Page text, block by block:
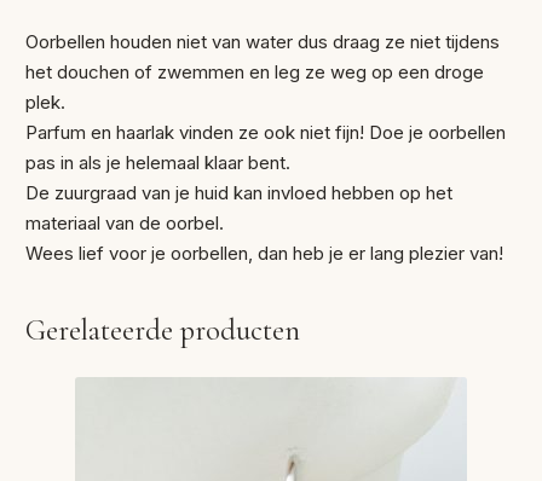
Oorbellen houden niet van water dus draag ze niet tijdens
het douchen of zwemmen en leg ze weg op een droge
plek.
Parfum en haarlak vinden ze ook niet fijn! Doe je oorbellen
pas in als je helemaal klaar bent.
De zuurgraad van je huid kan invloed hebben op het
materiaal van de oorbel.
Wees lief voor je oorbellen, dan heb je er lang plezier van!
Gerelateerde producten